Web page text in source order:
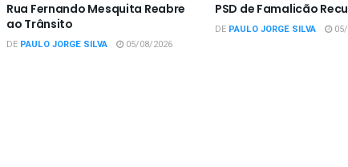
Rua Fernando Mesquita Reabre
ao Trânsito
DE PAULO JORGE SILVA 05/08/2026
PSD de Famalicão
DE PAULO JORGE SILVA 05/